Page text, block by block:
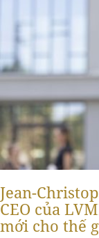
Jean-
CEO của
mới cho thế